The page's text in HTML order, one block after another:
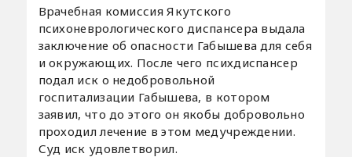
Врачебная комиссия Якутского
психоневрологического диспансера выдала
заключение об опасности Габышева для себя
и окружающих. После чего психдиспансер
подал иск о недобровольной
госпитализации Габышева, в котором
заявил, что до этого он якобы добровольно
проходил лечение в этом медучреждении.
Суд иск удовлетворил.